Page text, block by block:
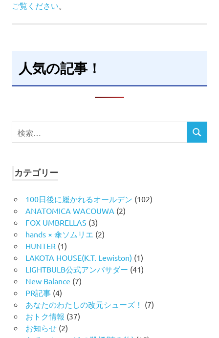
ご覧ください。
人気の記事！
検
索
検
カテゴリー
100日後に履かれるオールデン (102)
ANATOMICA WACOUWA (2)
FOX UMBRELLAS (3)
hands × 傘ソムリエ (2)
HUNTER (1)
LAKOTA HOUSE(K.T. Lewiston) (1)
LIGHTBULB公式アンバサダー (41)
New Balance (7)
PR記事(4)
あなたのわたしの改元シューズ！ (7)
おトク情報 (37)
お知らせ(2)